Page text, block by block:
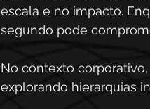
escala e no impacto.
segundo pode
No contexto
explorando hierarquias